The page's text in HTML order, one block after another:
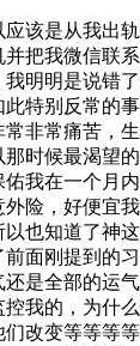
该是从我出
把我微信联
明明是说错
特别反常的
非常痛苦，
时候最渴望
我在一个月
险，好便宜
也知道了神
面刚提到的
是全部的运
我的，为
改变等等等